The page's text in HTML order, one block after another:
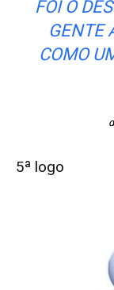
FOI O
GENTE
COMO
5ª logo